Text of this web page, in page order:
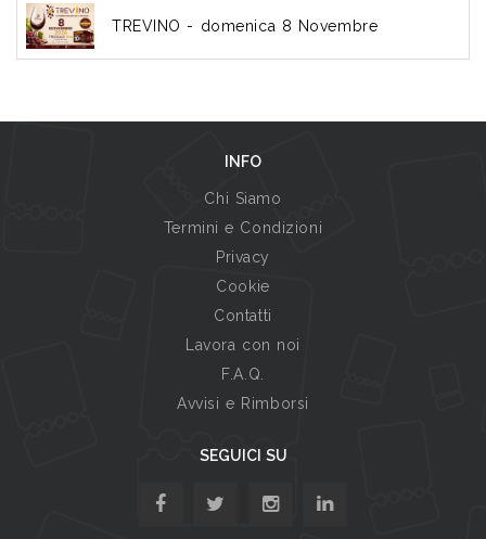
TREVINO - domenica 8 Novembre
INFO
Chi Siamo
Termini e Condizioni
Privacy
Cookie
Contatti
Lavora con noi
F.A.Q.
Avvisi e Rimborsi
SEGUICI SU